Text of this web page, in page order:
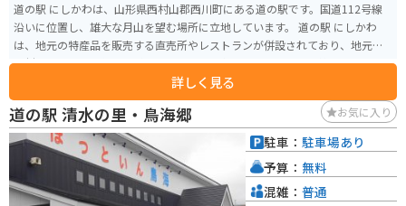
道の駅 にしかわは、山形県西村山郡西川町にある道の駅です。国道112号線
沿いに位置し、雄大な月山を望む場所に立地しています。 道の駅 にしかわ
は、地元の特産品を販売する直売所やレストランが併設されており、地元の
食材をふんだんに使った料理や、西川町の名産品である「月山筍」や「月山
蕨」などを味わうことができます。また、休憩スペースも充実しており、ド
ライブの休憩スポットとしても最適です。 バイクで訪れる場合、道の駅 にし
かわには広々とした駐車場が完備されているため、安心して駐車することが
できます。月山花笠ラインなど、周辺には景観の良いワインディングロードが
多く存在するため、ツーリングの拠点としてもおすすめです。道の駅 にしか
わから月山志津温泉までは約1時間、姥湯温泉までは約1時間半の道のりで
す。
詳しく見る
道の駅 清水の里・鳥海郷 お気に入り
駐車： 駐車場あり
予算： 無料
混雑： 普通